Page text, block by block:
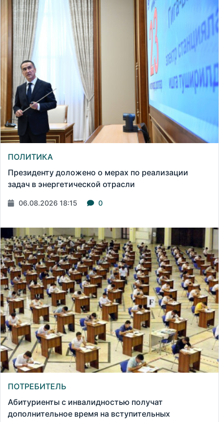
ПОЛИТИКА
Президенту доложено о мерах по реализации
задач в энергетической отрасли
06.08.2026 18:15 0
ПОТРЕБИТЕЛЬ
Абитуриенты с инвалидностью получат
дополнительное время на вступительных